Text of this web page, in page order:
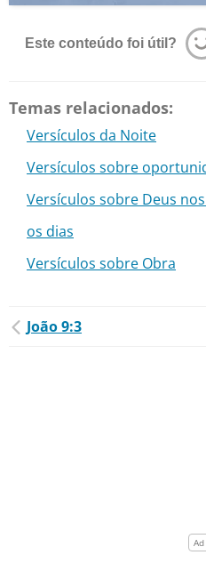
Este conteúdo foi útil?
Temas relacionados:
Versículos da Noite
Versículos sobre
Versículos sobre Deus
os dias
Versículos sobre Obra
João 9:3